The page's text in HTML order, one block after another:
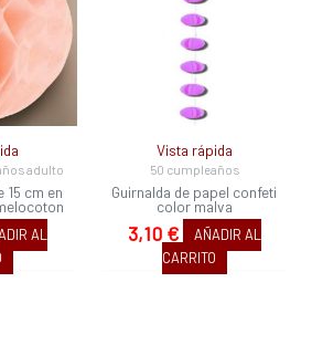
adulto
15 cm en
AL
Vista rápida
50 cumpleaños
Guirnalda de papel confeti
color malva
3,10 €
AÑADIR AL
CARRITO